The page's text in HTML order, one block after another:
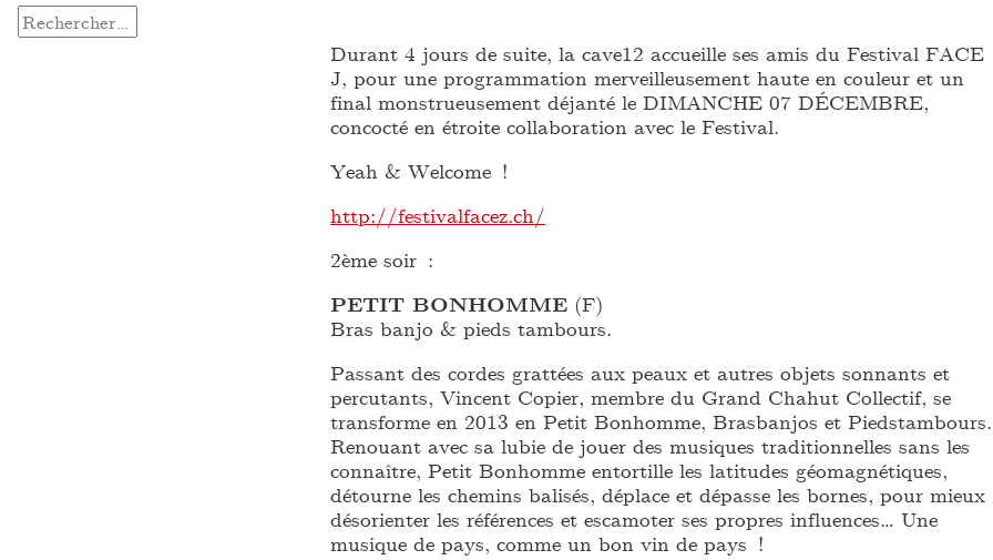
Durant 4 jours de suite, la cave12 accueille ses amis du Festival FACE
J, pour une programmation merveilleusement haute en couleur et un
final monstrueusement déjanté le DIMANCHE 07 DÉCEMBRE,
concocté en étroite collaboration avec le Festival.
Yeah & Welcome !
http://festivalfacez.ch/
2ème soir :
PETIT BONHOMME (F)
Bras banjo & pieds tambours.
Passant des cordes grattées aux peaux et autres objets sonnants et
percutants, Vincent Copier, membre du Grand Chahut Collectif, se
transforme en 2013 en Petit Bonhomme, Brasbanjos et Piedstambours.
Renouant avec sa lubie de jouer des musiques traditionnelles sans les
connaître, Petit Bonhomme entortille les latitudes géomagnétiques,
détourne les chemins balisés, déplace et dépasse les bornes, pour mieux
désorienter les références et escamoter ses propres influences… Une
musique de pays, comme un bon vin de pays !
Rechercher :